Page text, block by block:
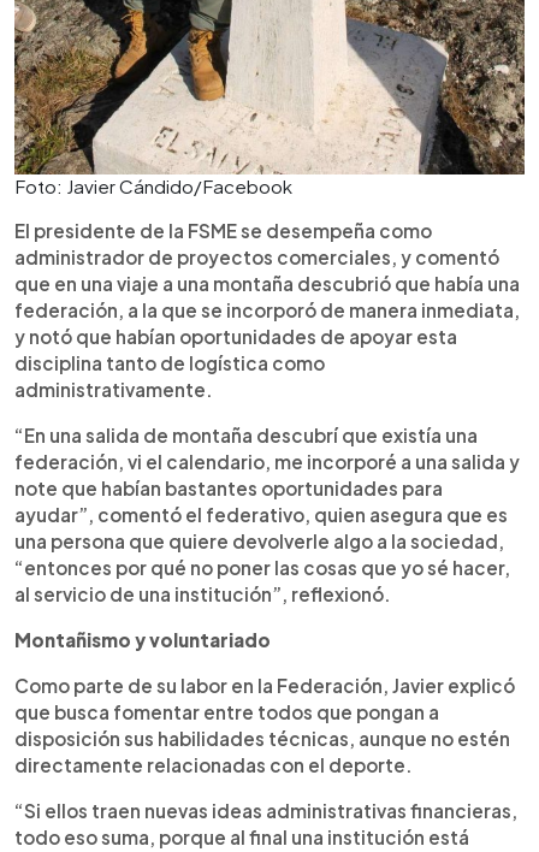
Foto: Javier Cándido/Facebook
El presidente de la FSME se desempeña como
administrador de proyectos comerciales, y comentó
que en una viaje a una montaña descubrió que había una
federación, a la que se incorporó de manera inmediata,
y notó que habían oportunidades de apoyar esta
disciplina tanto de logística como
administrativamente.
“En una salida de montaña descubrí que existía una
federación, vi el calendario, me incorporé a una salida y
note que habían bastantes oportunidades para
ayudar”, comentó el federativo, quien asegura que es
una persona que quiere devolverle algo a la sociedad,
“entonces por qué no poner las cosas que yo sé hacer,
al servicio de una institución”, reflexionó.
Montañismo y voluntariado
Como parte de su labor en la Federación, Javier explicó
que busca fomentar entre todos que pongan a
disposición sus habilidades técnicas, aunque no estén
directamente relacionadas con el deporte.
“Si ellos traen nuevas ideas administrativas financieras,
todo eso suma, porque al final una institución está